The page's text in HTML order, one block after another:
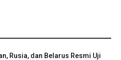
Rusia, dan Belarus Resmi Uji